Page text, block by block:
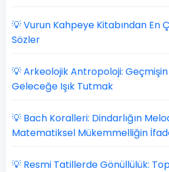
💡 Vurun Kahpeye Kitabından En
Sözler
💡 Arkeolojik Antropoloji:
Geleceğe Işık Tutmak
💡 Bach Koralleri: Dindarlığın
Matematiksel Mükemmelliğin
💡 Resmi Tatillerde Gönüllülük: